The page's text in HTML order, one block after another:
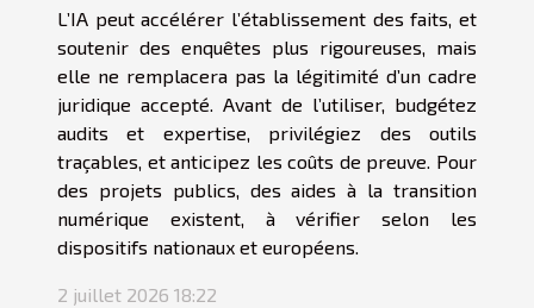
L’IA peut accélérer l’établissement des faits, et
soutenir des enquêtes plus rigoureuses, mais
elle ne remplacera pas la légitimité d’un cadre
juridique accepté. Avant de l’utiliser, budgétez
audits et expertise, privilégiez des outils
traçables, et anticipez les coûts de preuve. Pour
des projets publics, des aides à la transition
numérique existent, à vérifier selon les
dispositifs nationaux et européens.
2 juillet 2026 18:22